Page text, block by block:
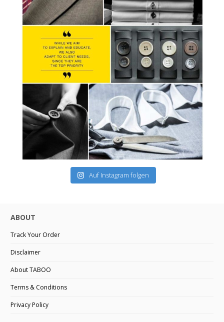
Auf Instagram folgen
ABOUT
Track Your Order
Disclaimer
About TABOO
Terms & Conditions
Privacy Policy